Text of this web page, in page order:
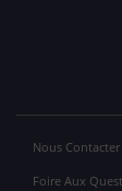
Nous Contacter
Foire Aux